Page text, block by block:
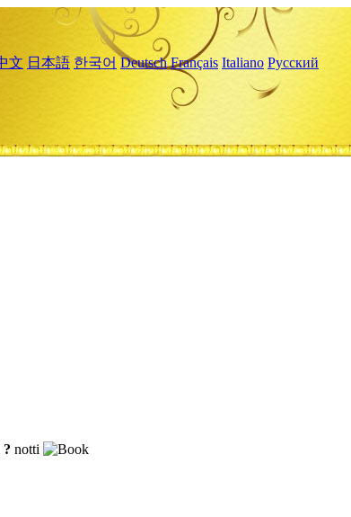
文 日本語 한국어 Deutsch Français Italiano Русский
? notti